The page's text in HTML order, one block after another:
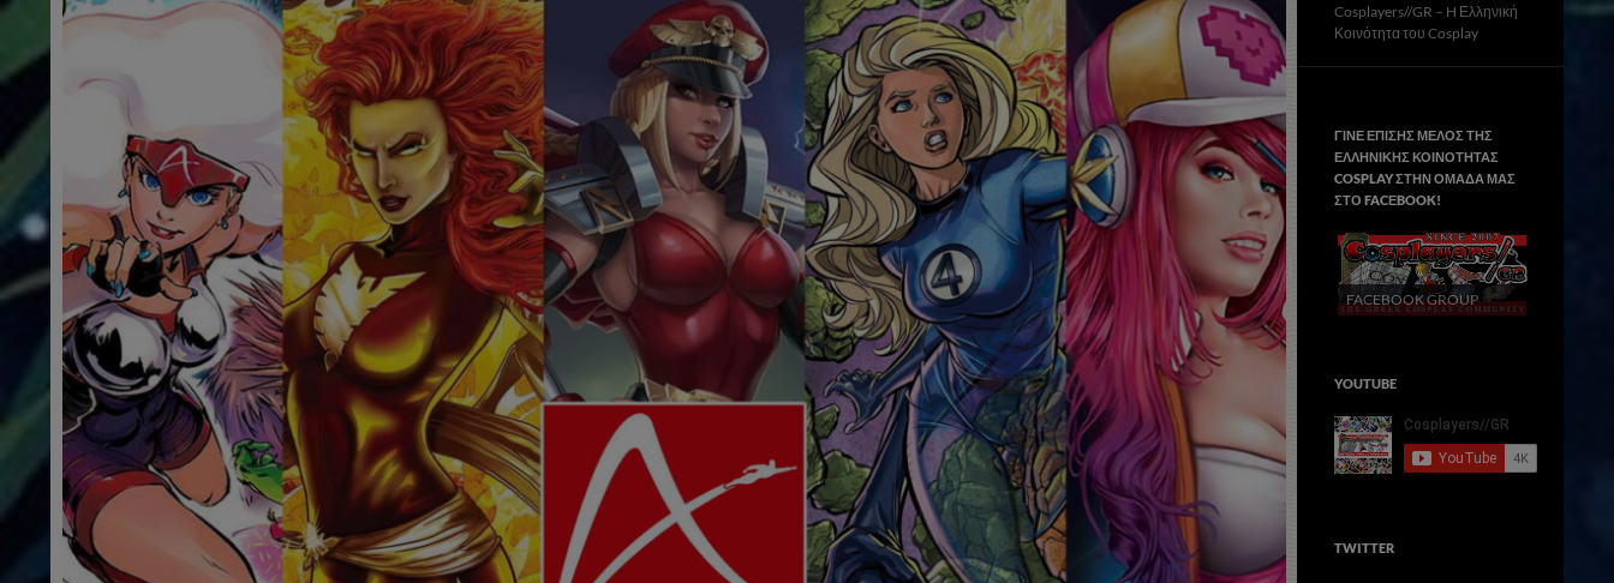
Cosplayers//GR – H Ελληνική
Κοινότητα του Cosplay
ΓΙΝΕ ΕΠΙΣΗΣ ΜΕΛΟΣ ΤΗΣ
ΕΛΛΗΝΙΚΗΣ ΚΟΙΝΟΤΗΤΑΣ
COSPLAY ΣΤΗΝ ΟΜΑΔΑ ΜΑΣ
ΣΤΟ FACΕBOOK!
FACEBOOK GROUP
YOUTUBE
TWITTER